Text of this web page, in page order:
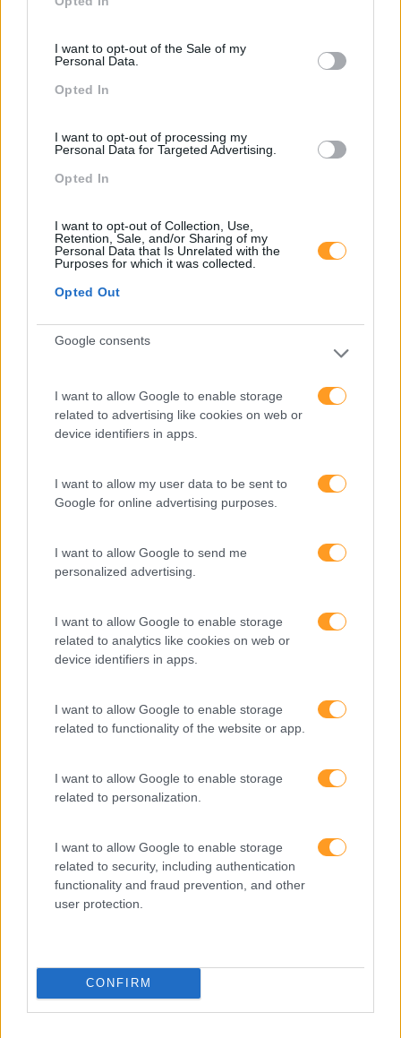
use your data for below specified purposes in below Google
I want to opt-out of the Sale of my
Personal Data.
Opted In
I want to opt-out of processing my
Personal Data for Targeted Advertising.
Opted In
I want to opt-out of Collection, Use,
Retention, Sale, and/or Sharing of my
Personal Data that Is Unrelated with the
Purposes for which it was collected.
Opted Out
Google consents
I want to allow Google to enable storage
related to advertising like cookies on web or
device identifiers in apps.
I want to allow my user data to be sent to
Google for online advertising purposes.
I want to allow Google to send me
personalized advertising.
I want to allow Google to enable storage
related to analytics like cookies on web or
device identifiers in apps.
I want to allow Google to enable storage
related to functionality of the website or app.
I want to allow Google to enable storage
related to personalization.
I want to allow Google to enable storage
related to security, including authentication
functionality and fraud prevention, and other
user protection.
CONFIRM
nível linguístico dos colaboradores com funções
internacionais é vital e diária. Execução de um
programa prático, que garante flexibilidade, gestão
de horários e turnos, e onde há uma enfase nas
participantes.
Formações ajustadas
ao seu negócio
FORMAÇÕES À
MEDIDA
implementação e desenvolvimento de soluções
pragmáticas orientadas para os resultados
SABER MAIS
SKOLAE Formação
empresa europeia multiespecializada no desenvolvimento
de competências e soluções de aprendizagem. Estamos
em Portugal desde 1998.